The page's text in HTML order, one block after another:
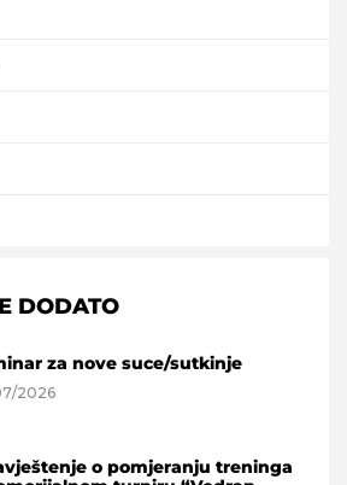
DODATO
za nove suce/sutkinje
2026
o pomjeranju treninga